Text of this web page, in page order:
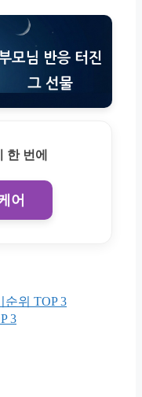
한 번에
어
순위 TOP 3
3